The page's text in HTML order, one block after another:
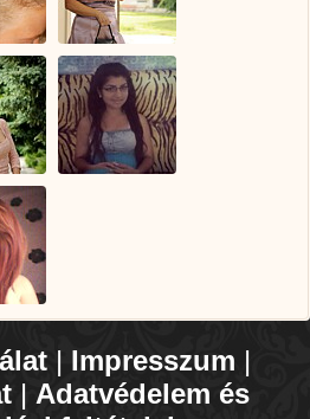
| Impresszum |
| Adatvédelem és